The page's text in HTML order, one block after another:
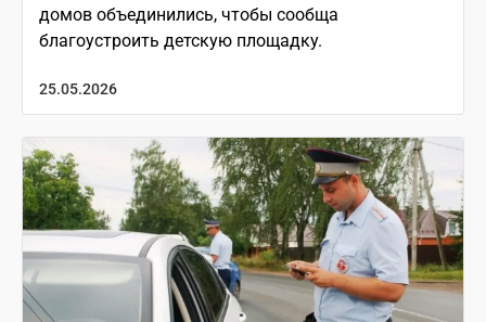
домов объединились, чтобы сообща
благоустроить детскую площадку.
25.05.2026